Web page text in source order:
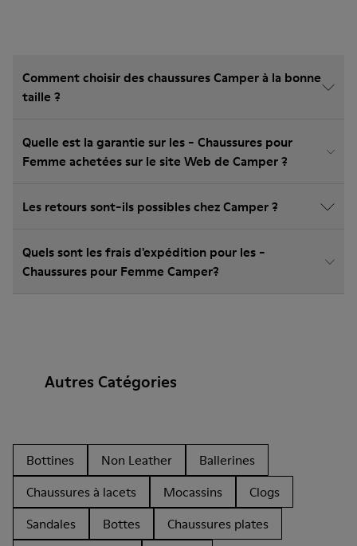
Comment choisir des chaussures Camper à la bonne
taille ?
Quelle est la garantie sur les - Chaussures pour
Femme achetées sur le site Web de Camper ?
Les retours sont-ils possibles chez Camper ?
Quels sont les frais d'expédition pour les -
Chaussures pour Femme Camper?
Autres Catégories
Bottines Non Leather
Ballerines
Chaussures à lacets
Mocassins
Clogs
Sandales
Bottes
Chaussures plates